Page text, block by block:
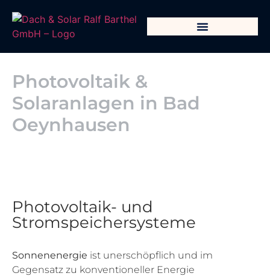
Photovoltaik &
Solaranlagen in Bad
Oeynhausen
Photovoltaik- und
Stromspeichersysteme
Sonnenenergie ist unerschöpflich und im
Gegensatz zu konventioneller Energie